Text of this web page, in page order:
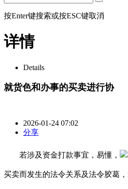
按Enter键搜索或按ESC键取消
详情
Details
就货色和办事的买卖进行协
2026-01-24 07:02
分享
若涉及资金打款事宜，易懂，
买卖而发生的法令关系及法令胶葛